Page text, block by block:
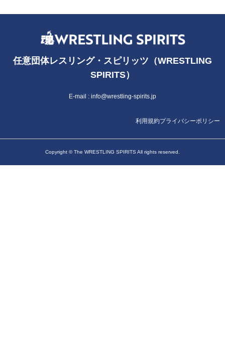
任意団体レスリング・スピリッツ（WRESTLING
SPIRITS）
E-mail : info@wrestling-spirits.jp
利用規約プライバシーポリシー
Copyright © The WRESTLING SPIRITS All rights reserved.